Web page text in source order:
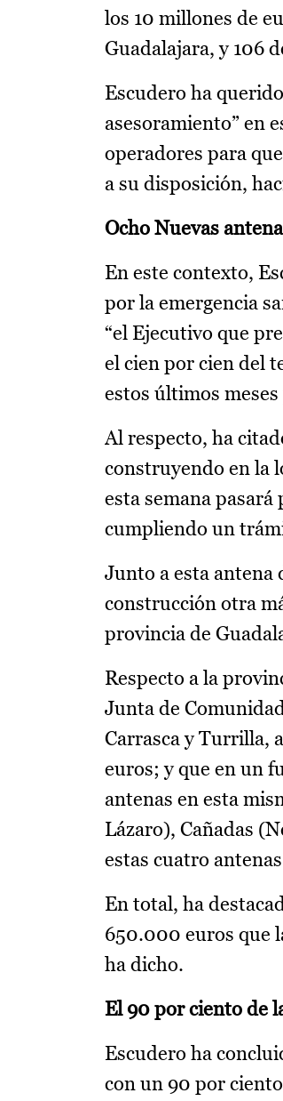
los 10 millones de
Guadalajara, y 106
Escudero ha
asesoramiento” en
operadores para
a su disposición,
Ocho Nuevas
En este contexto,
por la emergencia
“el Ejecutivo que
el cien por cien del
estos últimos
Al respecto, ha
construyendo en la
esta semana
cumpliendo un
Junto a esta antena
construcción otra
provincia de
Respecto a la
Junta de
Carrasca y Turrilla,
euros; y que en un
antenas en esta
Lázaro), Cañadas
estas cuatro
En total, ha
650.000 euros que
ha dicho.
El 90 por ciento de
Escudero ha
con un 90 por